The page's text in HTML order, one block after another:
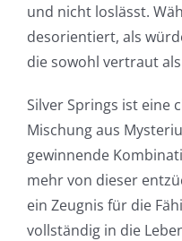
und nicht loslässt.
desorientiert, als
die sowohl vertraut
Silver Springs ist eine
Mischung aus
gewinnende
mehr von dieser
ein Zeugnis für die
vollständig in die